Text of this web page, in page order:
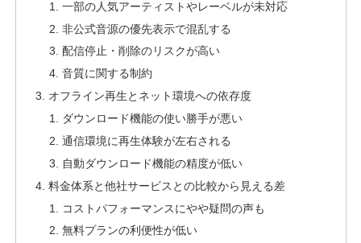
一部の人気アーティストやレーベルが未対応
非公式音源の優先表示で混乱する
配信停止・削除のリスクが高い
音質に関する制約
オフライン再生とネット環境への依存度
ダウンロード機能の使い勝手が悪い
通信環境に再生体験が左右される
自動ダウンロード機能の精度が低い
料金体系と他社サービスとの比較から見える差
コストパフォーマンスにやや疑問の声も
無料プランの利便性が低い